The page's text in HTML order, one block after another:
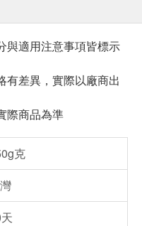
與適用注意事項皆標示
有差異，實際以廠商出
際商品為準
克